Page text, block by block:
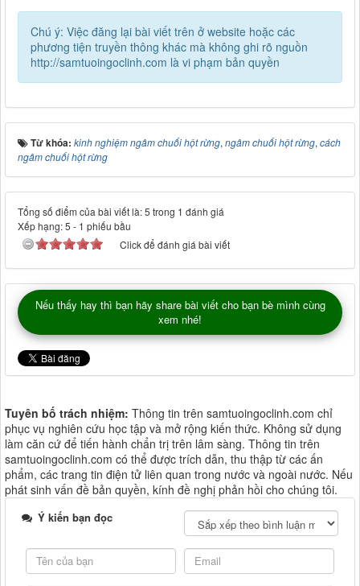
Chú ý: Việc đăng lại bài viết trên ở website hoặc các
phương tiện truyền thông khác mà không ghi rõ nguồn
http://samtuoingoclinh.com là vi phạm bản quyền
Từ khóa: kinh nghiệm ngâm chuối hột rừng, ngâm chuối hột rừng, cách
ngâm chuối hột rừng
Tổng số điểm của bài viết là: 5 trong 1 đánh giá
Xếp hạng:5 - 1 phiếu bầu
Click để đánh giá bài viết
Nếu thấy hay thì bạn hãy share bài viết cho bạn bè mình cùng
xem nhé!
Tuyên bố trách nhiệm: Thông tin trên samtuoingoclinh.com chỉ
phục vụ nghiên cứu học tập và mở rộng kiến thức. Không sử dụng
làm căn cứ để tiến hành chẩn trị trên lâm sàng. Thông tin trên
samtuoingoclinh.com có thể được trích dẫn, thu thập từ các ấn
phẩm, các trang tin điện tử liên quan trong nước và ngoài nước. Nếu
phát sinh vấn đề bản quyền, kính đề nghị phản hồi cho chúng tôi.
Ý kiến bạn đọc